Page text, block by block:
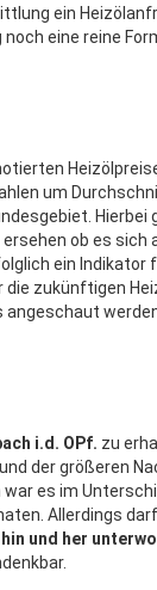
ein
eine reine
um
Hierbei
ob es sich
ein Indikator
zukünftigen
angeschaut
i.d. OPf. zu
der größeren
es im
Allerdings
und her